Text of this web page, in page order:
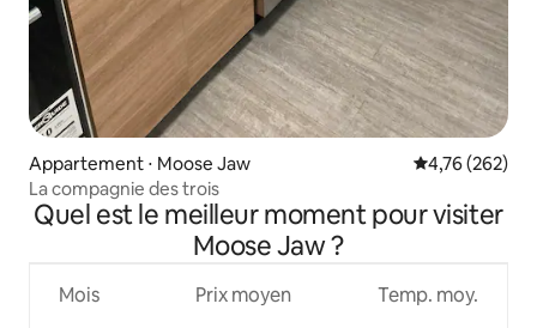
Appartement ⋅ Moose Jaw Évaluation
4,76 (262)
La compagnie des trois
Quel est le meilleur moment pour visiter
Moose Jaw ?
Mois Prix moyen Temp. moy.